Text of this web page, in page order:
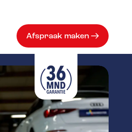
Afspraak maken